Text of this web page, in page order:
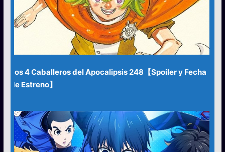
Los 4 Caballeros del Apocalipsis 248【Spoiler y Fecha
de Estreno】